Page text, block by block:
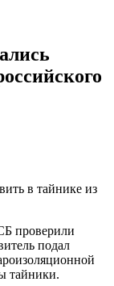
проверили
подал
тайники.